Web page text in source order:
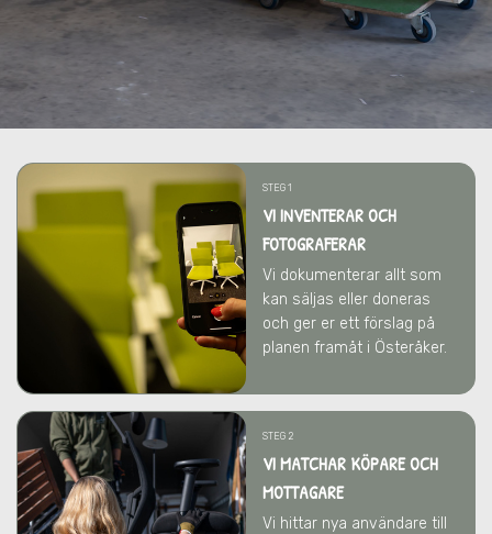
STEG 1
VI INVENTERAR OCH
FOTOGRAFERAR
Vi dokumenterar allt som
kan säljas eller doneras
och ger er ett förslag på
planen framåt i Österåker.
STEG 2
VI MATCHAR KÖPARE OCH
MOTTAGARE
Vi hittar nya användare till